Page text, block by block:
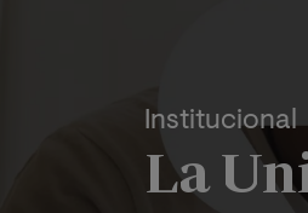
Institucional
La